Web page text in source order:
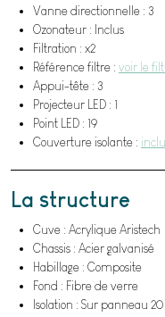
Vanne directionnelle : 3
Ozonateur : Inclus
Filtration : x2
Référence filtre : voir le
Appui-tête : 3
Projecteur LED : 1
Point LED : 19
Couverture isolante :
La structure
Cuve : Acrylique Aristech
Chassis : Acier galvanisé
Habillage : Composite
Fond : Fibre de verre
Isolation : Sur panneau